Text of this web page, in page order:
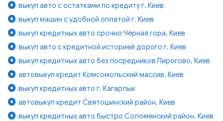
выкуп авто с остатками по кредиту г. Киев
выкуп машин с удобной оплатой г. Киев
выкуп кредитных авто срочно Чёрная гора, Киев
выкуп авто с кредитной историей дорого г. Киев
выкуп кредитных авто без посредников Пирогово, Киев
автовыкуп кредит Комсомольский массив, Киев
выкуп кредитных авто г. Кагарлык
автовыкуп кредит Святошинский район, Киев
выкуп кредитных авто быстро Соломенский район, Киев